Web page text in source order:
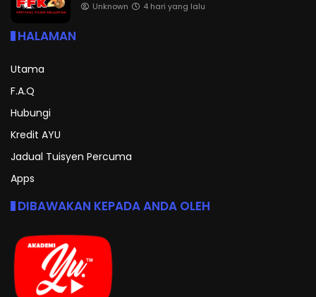
Unknown 4 hari yang lalu
HALAMAN
Utama
F.A.Q
Hubungi
Kredit AYU
Jadual Tuisyen Percuma
Apps
DIBAWAKAN KEPADA ANDA OLEH